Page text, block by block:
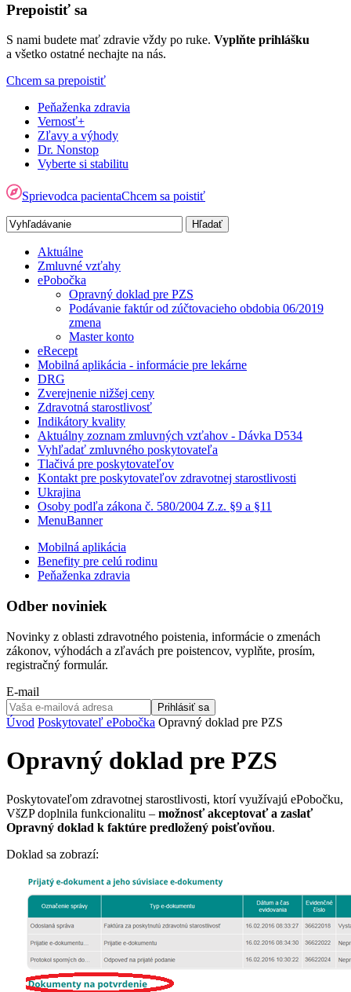
Prepoistiť sa
S nami budete mať zdravie vždy po ruke. Vyplňte prihlášku
a všetko ostatné nechajte na nás.
Chcem sa prepoistiť
Peňaženka zdravia
Vernosť+
Zľavy a výhody
Dr. Nonstop
Vyberte si stabilitu
Sprievodca pacientaChcem sa poistiť
Aktuálne
Zmluvné vzťahy
ePobočka
Opravný doklad pre PZS
Podávanie faktúr od zúčtovacieho obdobia 06/2019
zmena
Master konto
eRecept
Mobilná aplikácia - informácie pre lekárne
DRG
Zverejnenie nižšej ceny
Zdravotná starostlivosť
Indikátory kvality
Aktuálny zoznam zmluvných vzťahov - Dávka D534
Vyhľadať zmluvného poskytovateľa
Tlačivá pre poskytovateľov
Kontakt pre poskytovateľov zdravotnej starostlivosti
Ukrajina
Osoby podľa zákona č. 580/2004 Z.z. §9 a §11
MenuBanner
Mobilná aplikácia
Benefity pre celú rodinu
Peňaženka zdravia
Odber noviniek
Novinky z oblasti zdravotného poistenia, informácie o zmenách
zákonov, výhodách a zľavách pre poistencov, vyplňte, prosím,
registračný formulár.
E-mail
Prihlásiť sa
Úvod Poskytovateľ ePobočka Opravný doklad pre PZS
Opravný doklad pre PZS
Poskytovateľom zdravotnej starostlivosti, ktorí využívajú ePobočku,
VšZP doplnila funkcionalitu – možnosť akceptovať a zaslať
Opravný doklad k faktúre predložený poisťovňou.
Doklad sa zobrazí: